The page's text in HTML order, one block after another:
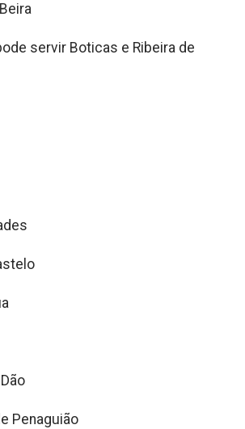
servir Boticas e Ribeira de
Penaguião